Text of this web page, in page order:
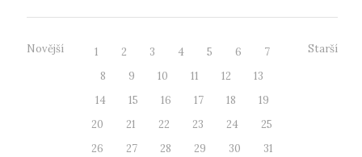
Novější 1 2 3 4 5 6
7
8
9 10 11 12
13
14
15 16 17 18
19
20
21 22 23 24
25
26
27 28 29 30
31
Starší